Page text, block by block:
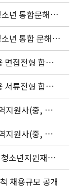
년 통합문해력
관 선정 결과 발
년 통합 문해력
관 신청 공고
면접전형 합격
안내
서류전형 합격
안내
지원사(중, 베,
격자 발표
지원사(중, 베,
격자 발표
소년지원재단
업운영부/개발
26)
채용규모 공개